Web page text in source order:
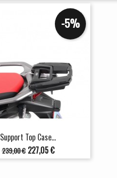
Support Top Case...
Prix
de
239,00 €
-5%
Prix
227,05 €